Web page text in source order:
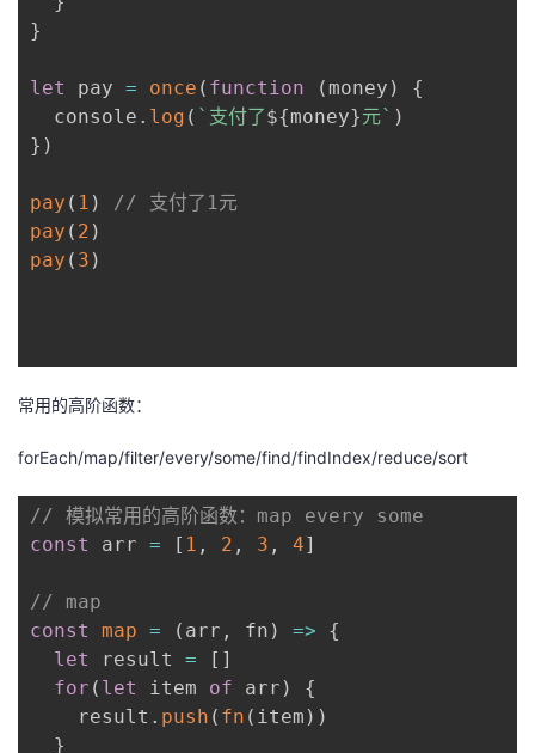
}
let pay = once ( function ( money )
{
  console
. log ( ` 支付了${money}元` )
} )
pay ( 1 )
// 支付了1元
pay ( 2 )
pay ( 3 )
常用的高阶函数：
forEach/map/filter/every/some/find/findIndex/reduce/sort
// 模拟常用的高阶函数：map every some
const
arr = [ 1 , 2 , 3 , 4]
// map
const
map = ( arr , fn ) =>
{
let
result = [ ]
for ( let item of arr )
{
    result
. push ( fn ( item ) )
}